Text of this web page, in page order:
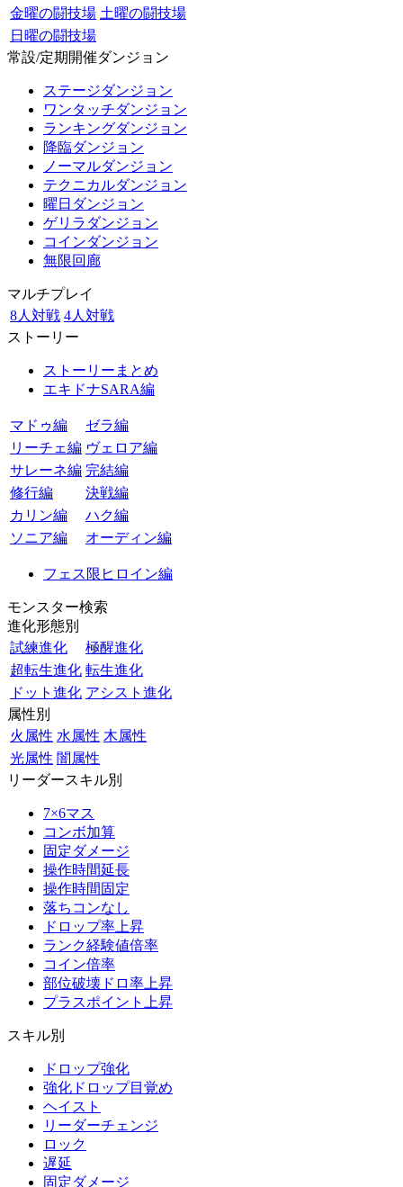
金曜の闘技場 土曜の闘技場
日曜の闘技場
常設/定期開催ダンジョン
ステージダンジョン
ワンタッチダンジョン
ランキングダンジョン
降臨ダンジョン
ノーマルダンジョン
テクニカルダンジョン
曜日ダンジョン
ゲリラダンジョン
コインダンジョン
無限回廊
マルチプレイ
8人対戦 4人対戦
ストーリー
ストーリーまとめ
エキドナSARA編
マドゥ編
ゼラ編
リーチェ編 ヴェロア編
サレーネ編 完結編
修行編
決戦編
カリン編
ハク編
ソニア編
オーディン編
フェス限ヒロイン編
モンスター検索
進化形態別
試練進化
極醒進化
超転生進化 転生進化
ドット進化 アシスト進化
属性別
火属性 水属性 木属性
光属性 闇属性
リーダースキル別
7×6マス
コンボ加算
固定ダメージ
操作時間延長
操作時間固定
落ちコンなし
ドロップ率上昇
ランク経験値倍率
コイン倍率
部位破壊ドロ率上昇
プラスポイント上昇
スキル別
ドロップ強化
強化ドロップ目覚め
ヘイスト
リーダーチェンジ
ロック
遅延
固定ダメージ